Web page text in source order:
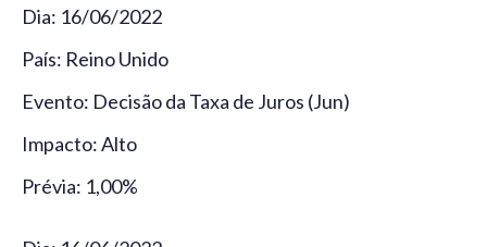
Dia: 16/06/2022
País: Reino Unido
Evento: Decisão da Taxa de Juros (Jun)
Impacto: Alto
Prévia: 1,00%